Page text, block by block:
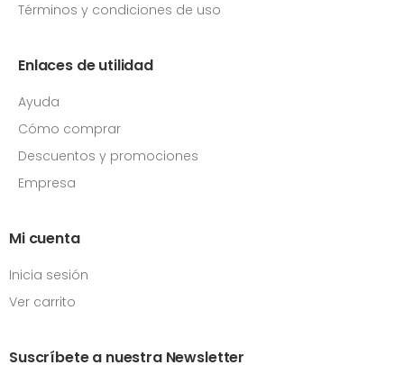
Términos y condiciones de uso
Enlaces de utilidad
Ayuda
Cómo comprar
Descuentos y promociones
Empresa
Mi cuenta
Inicia sesión
Ver carrito
Suscríbete a nuestra Newsletter